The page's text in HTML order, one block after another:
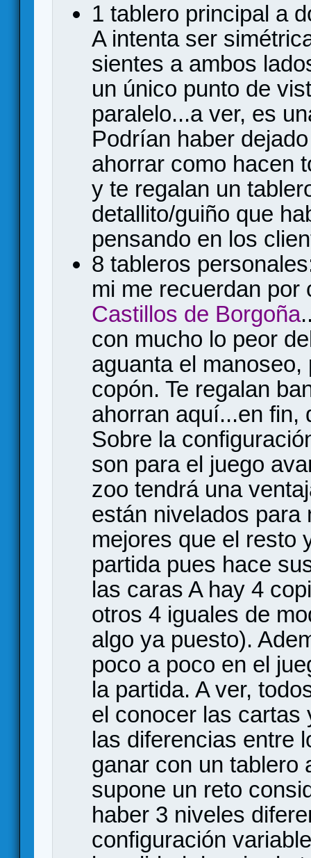
1 tablero principal a
A intenta ser
sientes a ambos
un único punto de
paralelo...a ver, es
Podrían haber
ahorrar como hacen
y te regalan un
detallito/guiño que
pensando en los
8 tableros
mi me recuerdan por
Castillos de Borgoña
con mucho lo peor
aguanta el
copón. Te regalan
ahorran aquí...en fin,
Sobre la
son para el juego
zoo tendrá una
están nivelados para
mejores que el resto
partida pues hace
las caras A hay 4
otros 4 iguales de
algo ya puesto).
poco a poco en el
la partida. A ver,
el conocer las cartas
las diferencias entre
ganar con un tablero
supone un reto
haber 3 niveles
configuración